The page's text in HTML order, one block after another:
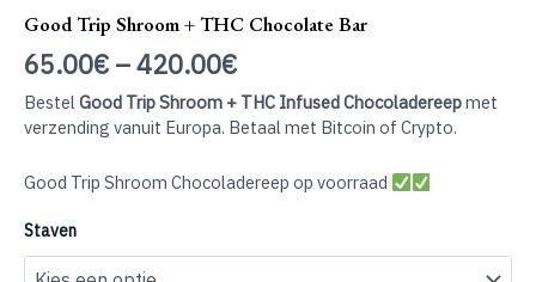
Good Trip Shroom + THC Chocolate Bar
65.00€ –420.00€
Bestel Good Trip Shroom + THC Infused Chocoladereepmet
verzending vanuit Europa. Betaal met Bitcoin of Crypto.
Good Trip Shroom Chocoladereep op voorraad
Staven